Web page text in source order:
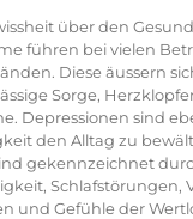
über den
führen bei vielen
Diese äussern
Sorge,
Depressionen sind
den Alltag zu
gekennzeichnet
Schlafstörungen,
und Gefühle der